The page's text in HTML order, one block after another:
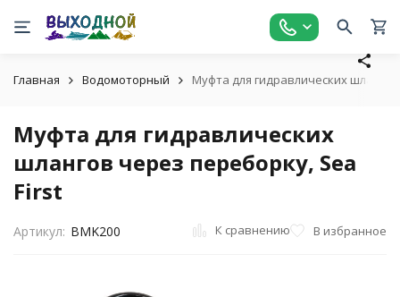
Главная Водомоторный Муфта для гидравлических
Муфта для гидравлических
шлангов через переборку, Sea
First
Артикул: BMK200 К сравнению В избранное